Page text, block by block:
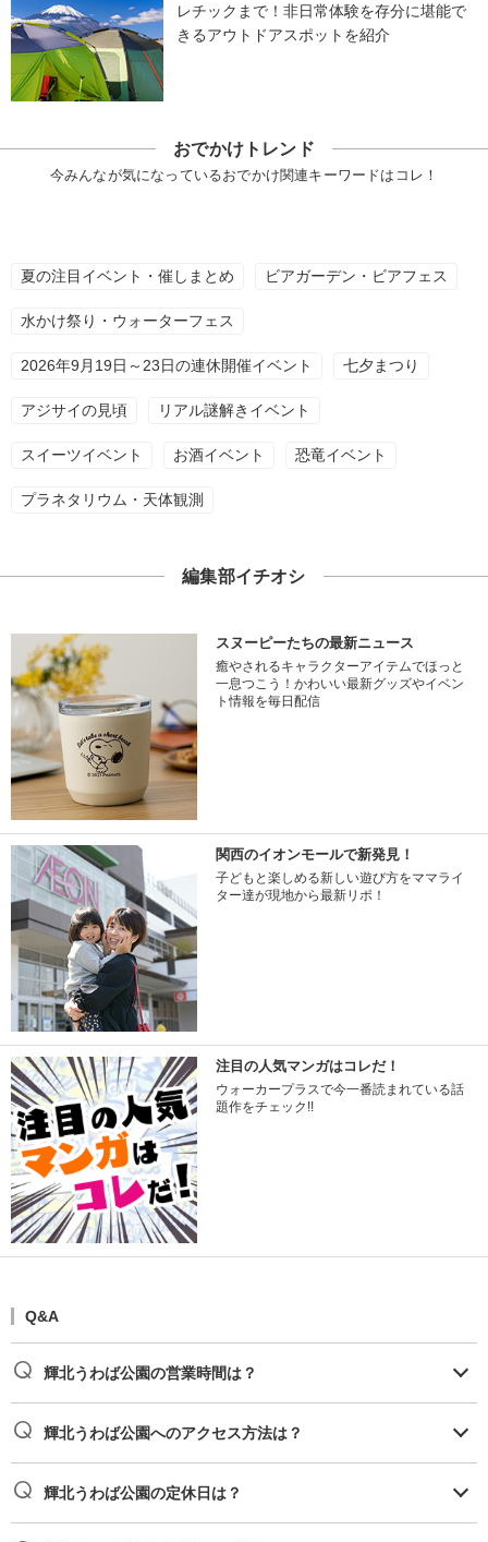
レチックまで！非日常体験を存分に堪能で
きるアウトドアスポットを紹介
おでかけトレンド
今みんなが気になっているおでかけ関連キーワードはコレ！
夏の注目イベント・催しまとめ ビアガーデン・ビアフェス
水かけ祭り・ウォーターフェス
2026年9月19日～23日の連休開催イベント 七夕まつり
アジサイの見頃 リアル謎解きイベント
スイーツイベント お酒イベント 恐竜イベント
プラネタリウム・天体観測
編集部イチオシ
スヌーピーたちの最新ニュース
癒やされるキャラクターアイテムでほっと
一息つこう！かわいい最新グッズやイベン
ト情報を毎日配信
関西のイオンモールで新発見！
子どもと楽しめる新しい遊び方をママライ
ター達が現地から最新リポ！
注目の人気マンガはコレだ！
ウォーカープラスで今一番読まれている話
題作をチェック!!
Q&A
輝北うわば公園の営業時間は？
輝北うわば公園へのアクセス方法は？
輝北うわば公園の定休日は？